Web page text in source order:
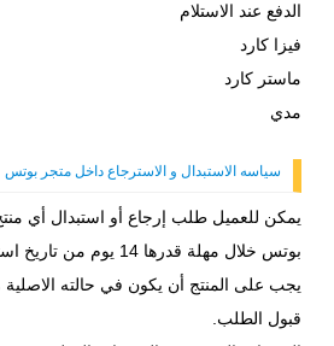
الدفع عند الاستلام
فيزا كارد
ماستر كارد
مدي
سياسه الاستبدال و الاسترجاع داخل متجر بوتس
يمكن للعميل طلب إرجاع أو استبدال أي
بوتس خلال مهلة قدرها 14 يوم من تاريخ استلام المنتج.
يجب على المنتج أن يكون في حالته
قبول الطلب.